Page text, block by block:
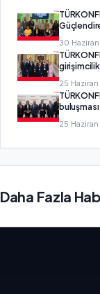
30
25
TÜRKONFED ve
buluşması
25
Daha Fazla